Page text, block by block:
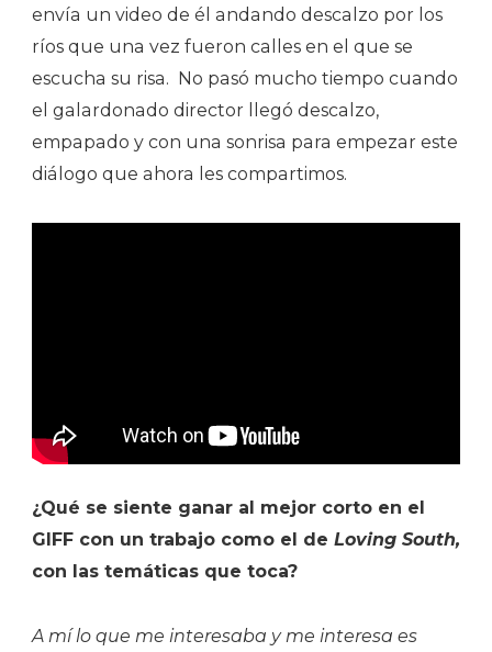
envía un video de él andando descalzo por los
ríos que una vez fueron calles en el que se
escucha su risa. No pasó mucho tiempo cuando
el galardonado director llegó descalzo,
empapado y con una sonrisa para empezar este
diálogo que ahora les compartimos.
¿Qué se siente ganar al mejor corto en el
GIFF con un trabajo como el de Loving South,
con las temáticas que toca?
A mí lo que me interesaba y me interesa es